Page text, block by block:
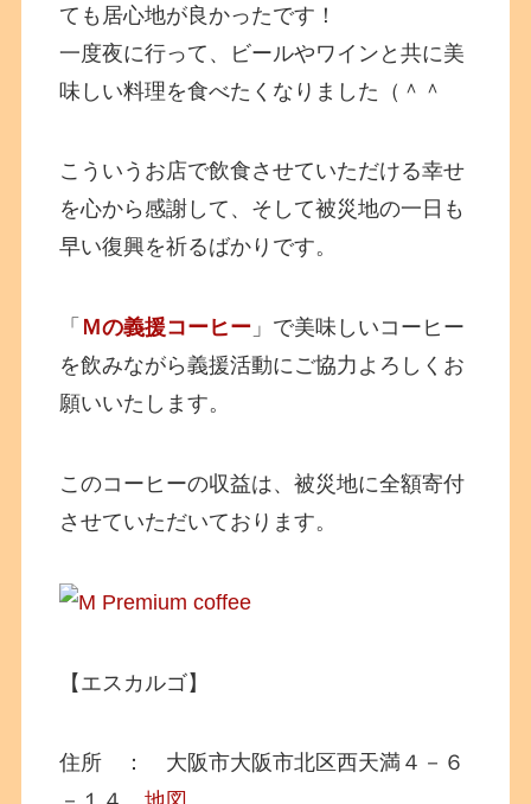
ても居心地が良かったです！
一度夜に行って、ビールやワインと共に美
味しい料理を食べたくなりました（＾＾
こういうお店で飲食させていただける幸せ
を心から感謝して、そして被災地の一日も
早い復興を祈るばかりです。
「 Ｍの義援コーヒー 」で美味しいコーヒー
を飲みながら義援活動にご協力よろしくお
願いいたします。
このコーヒーの収益は、被災地に全額寄付
させていただいております。
【エスカルゴ】
住所 ： 大阪市大阪市北区西天満４－６